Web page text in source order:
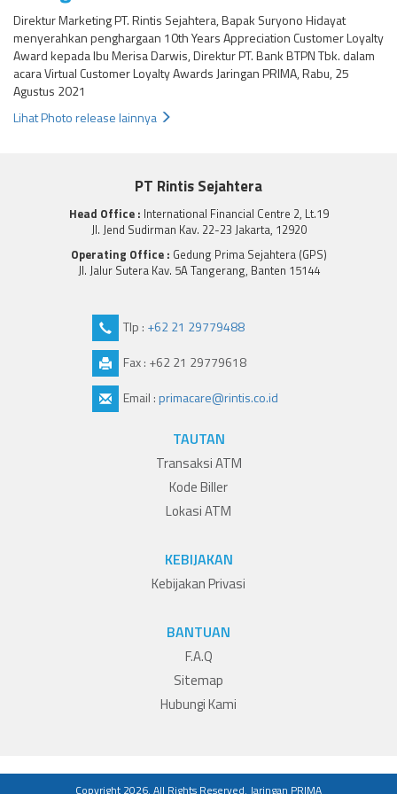
Direktur Marketing PT. Rintis Sejahtera, Bapak Suryono Hidayat
menyerahkan penghargaan 10th Years Appreciation Customer Loyalty
Award kepada Ibu Merisa Darwis, Direktur PT. Bank BTPN Tbk. dalam
acara Virtual Customer Loyalty Awards Jaringan PRIMA, Rabu, 25
Agustus 2021
Lihat Photo release lainnya
PT Rintis Sejahtera
Head Office : International Financial Centre 2, Lt.19
Jl. Jend Sudirman Kav. 22-23 Jakarta, 12920
Operating Office : Gedung Prima Sejahtera (GPS)
Jl. Jalur Sutera Kav. 5A Tangerang, Banten 15144
Tlp : +62 21 29779488
Fax : +62 21 29779618
Email :primacare@rintis.co.id
TAUTAN
Transaksi ATM
Kode Biller
Lokasi ATM
KEBIJAKAN
Kebijakan Privasi
BANTUAN
F.A.Q
Sitemap
Hubungi Kami
Copyright 2026. All Rights Reserved. Jaringan PRIMA